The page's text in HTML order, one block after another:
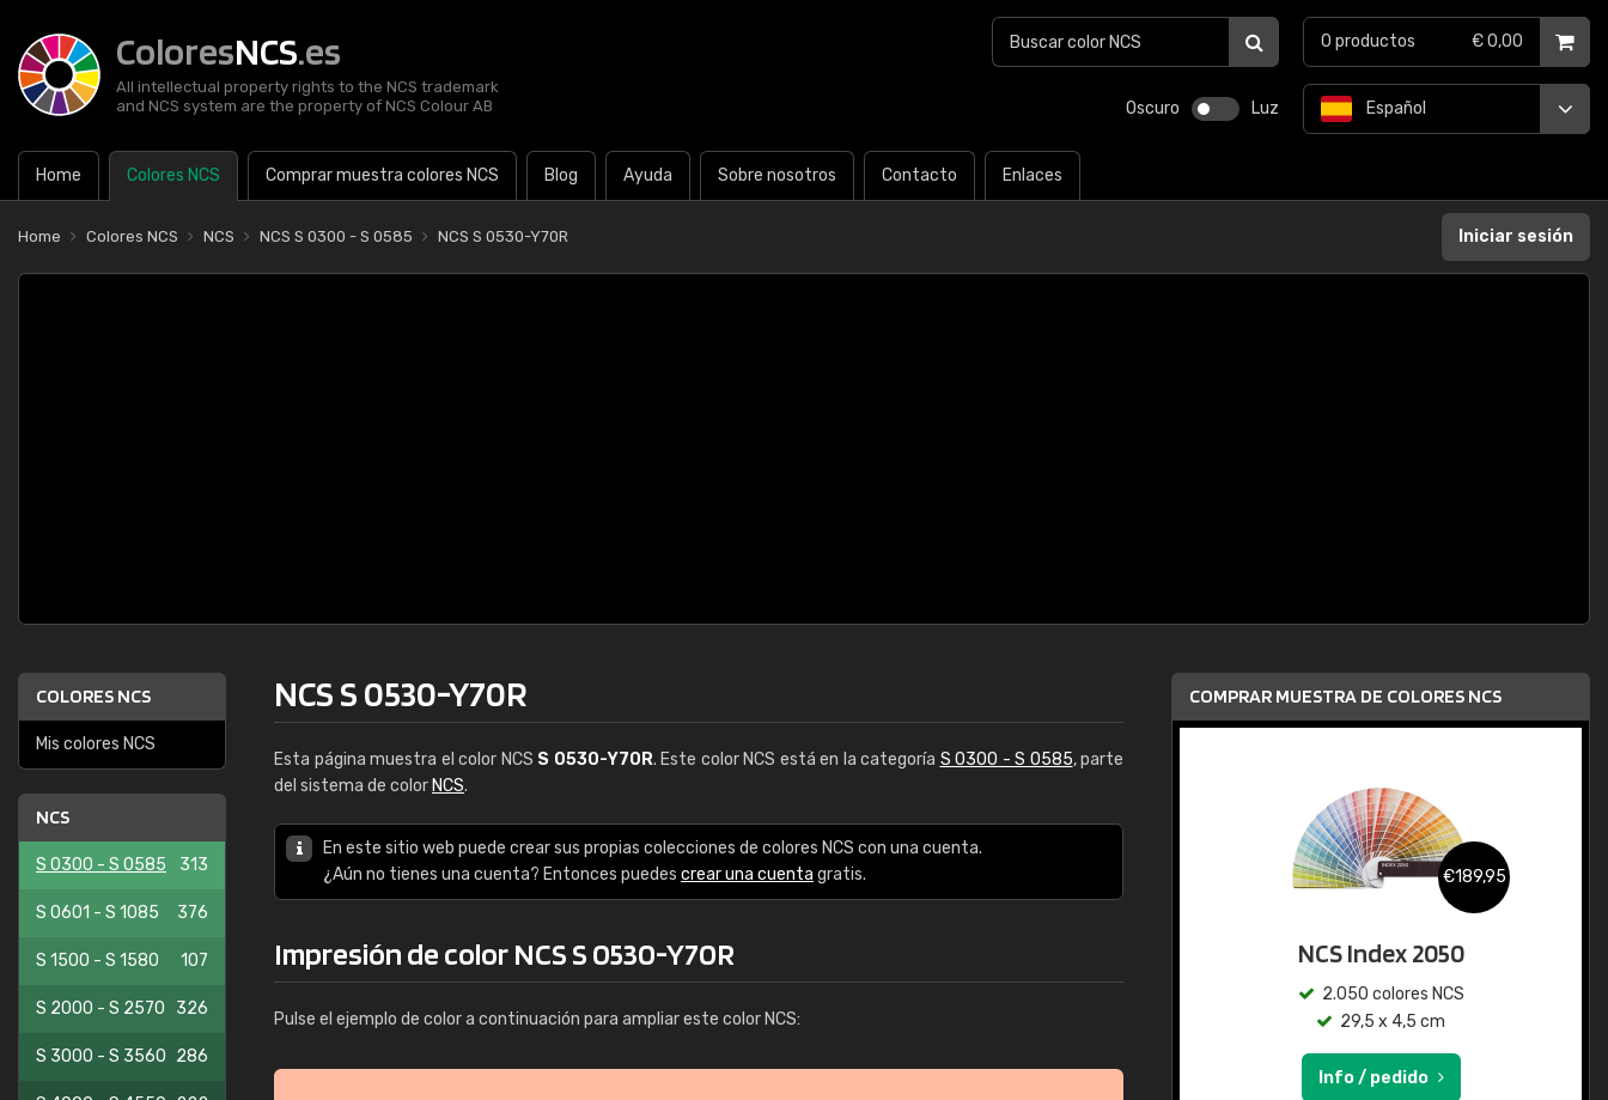
ColoresNCS.es
All intellectual property rights to the NCS trademark
and NCS system are the property of NCS Colour AB
Oscuro Luz
Home Colores NCS Comprar muestra colores NCS Blog Ayuda Sobre nosotros Contacto Enlaces
Español
0 productos € 0,00
Home Colores NCS NCS NCS S 0300 - S 0585 NCS S 0530-Y70R Iniciar sesión
COLORES NCS
Mis colores NCS
NCS
S 0300 - S 0585 313
S 0601 - S 1085 376
S 1500 - S 1580 107
S 2000 - S 2570 326
S 3000 - S 3560 286
NCS S 0530-Y70R
Esta página muestra el color NCS S 0530-Y70R. Este color NCS está en la categoría S 0300 - S 0585, parte
del sistema de color NCS.
En este sitio web puede crear sus propias colecciones de colores NCS con una cuenta.
¿Aún no tienes una cuenta? Entonces puedes crear una cuenta gratis.
Impresión de color NCS S 0530-Y70R
Pulse el ejemplo de color a continuación para ampliar este color NCS:
COMPRAR MUESTRA DE COLORES NCS
€189,95
NCS Index 2050
2.050 colores NCS
29,5 x 4,5 cm
Info / pedido